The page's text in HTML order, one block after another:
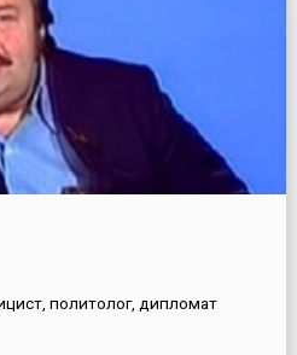
политолог, дипломат